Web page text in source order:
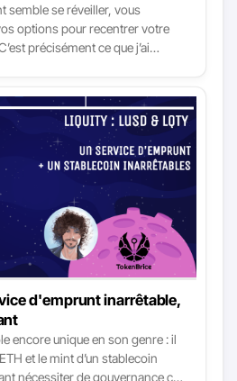
semble se réveiller, vous
options pour recentrer votre
précisément ce que j’ai
s’emballe et les rendements
même les rendements de
Stablecoins) pourraient ne pas
prix de l’ETH une fois que son
au lieu d’avoir à choisir,
deux ?
d'emprunt inarrêtable,
encore unique en son genre : il
et le mint d’un stablecoin
nécessiter de gouvernance ce